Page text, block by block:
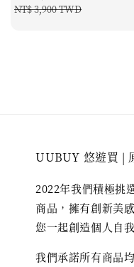
price
NT$ 3,900 TWD
UUBUY 悠遊買 |
2022年我們積極挑
商品，擁有創新美
您一起創造個人自
我們承諾所有商品